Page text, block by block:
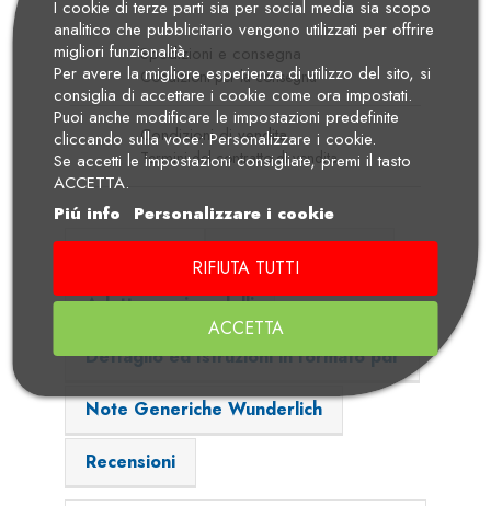
Spedizioni e consegna
Condizioni per la consegna
Condizioni di vendita
Termini del contratto di vendita
Adatto per i modelli
Dettaglio ed Istruzioni in formato pdf
Note Generiche Wunderlich
Recensioni
I cookie di terze parti sia per social media sia scopo
analitico che pubblicitario vengono utilizzati per offrire
migliori funzionalità.
Per avere la migliore esperienza di utilizzo del sito, si
consiglia di accettare i cookie come ora impostati.
Puoi anche modificare le impostazioni predefinite
cliccando sulla voce: Personalizzare i cookie.
Se accetti le impostazioni consigliate, premi il tasto
ACCETTA.
Piú info
Personalizzare i cookie
RIFIUTA TUTTI
ACCETTA